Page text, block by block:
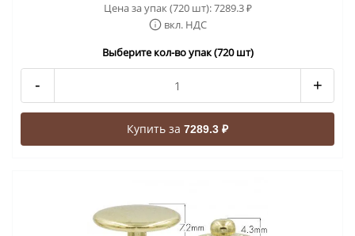
Цена за упак (720 шт):7289.3₽
вкл. НДС
Выберите кол-во упак (720 шт)
- +
Купить за 7289.3 ₽